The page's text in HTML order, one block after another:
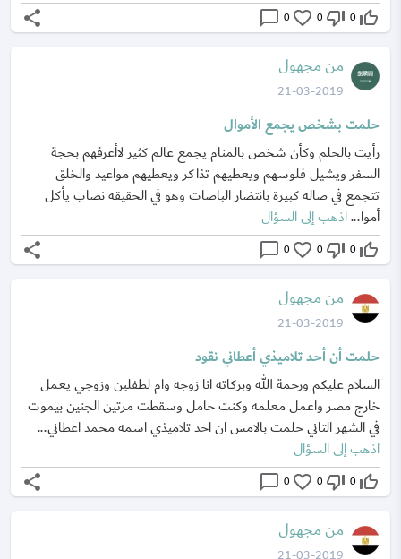
thumb_up_off_alt
0
thumb_down_off_alt
0
favorite_border
0
chat_bubble_outline
share
من مجهول
21-03-2019
حلمت بشخص يجمع الأموال
رأيت بالحلم وكأن شخص بالمنام يجمع عالم كثير لاأعرفهم بحجة
السفر ويشيل فلوسهم ويعطيهم تذاكر ويعطيهم مواعيد والخلق
تتجمع في صاله كبيرة بانتضار الباصات وهو في الحقيقه نصاب يأكل
أموا...اذهب إلى السؤال
thumb_up_off_alt
0
thumb_down_off_alt
0
favorite_border
0
chat_bubble_outline
share
من مجهول
21-03-2019
حلمت أن أحد تلاميذي أعطاني نقود
السلام عليكم ورحمة الله وبركاته انا زوجه وام لطفلين وزوجي يعمل
خارج مصر واعمل معلمه وكنت حامل وسقطت مرتين الجنين بيموت
في الشهر التاني حلمت بالامس ان احد تلاميذي اسمه محمد اعطاني...
اذهب إلى السؤال
thumb_up_off_alt
0
thumb_down_off_alt
0
favorite_border
0
chat_bubble_outline
share
من مجهول